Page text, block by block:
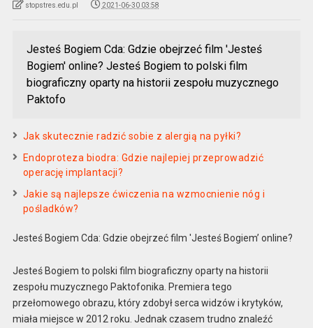
stopstres.edu.pl 2021-06-30 03:58
Jesteś Bogiem Cda: Gdzie obejrzeć film 'Jesteś
Bogiem' online? Jesteś Bogiem to polski film
biograficzny oparty na historii zespołu muzycznego
Paktofo
Jak skutecznie radzić sobie z alergią na pyłki?
Endoproteza biodra: Gdzie najlepiej przeprowadzić
operację implantacji?
Jakie są najlepsze ćwiczenia na wzmocnienie nóg i
pośladków?
Jesteś Bogiem Cda: Gdzie obejrzeć film 'Jesteś Bogiem’ online?
Jesteś Bogiem to polski film biograficzny oparty na historii
zespołu muzycznego Paktofonika. Premiera tego
przełomowego obrazu, który zdobył serca widzów i krytyków,
miała miejsce w 2012 roku. Jednak czasem trudno znaleźć